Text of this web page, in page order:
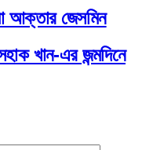
আক্তার জেসমিন
খান-এর জন্মদিনে